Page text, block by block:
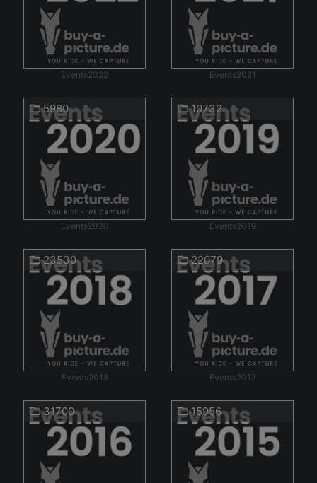
Events2022 Events2021
5980
Events2020
10732
Events2019
23530
Events2018
22079
Events2017
31700 15956